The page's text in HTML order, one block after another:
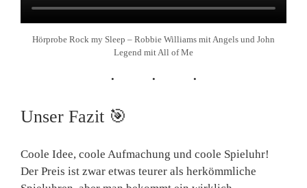
Hörprobe Rock my Sleep – Robbie Williams mit Angels und John
Legend mit All of Me
Unser Fazit 🎯
Coole Idee, coole Aufmachung und coole Spieluhr!
Der Preis ist zwar etwas teurer als herkömmliche